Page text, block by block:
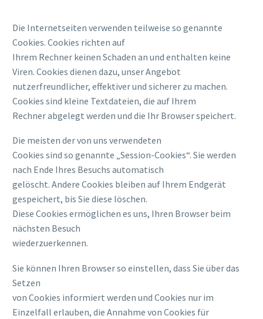
Die Internetseiten verwenden teilweise so genannte
Cookies. Cookies richten auf
Ihrem Rechner keinen Schaden an und enthalten keine
Viren. Cookies dienen dazu, unser Angebot
nutzerfreundlicher, effektiver und sicherer zu machen.
Cookies sind kleine Textdateien, die auf Ihrem
Rechner abgelegt werden und die Ihr Browser speichert.
Die meisten der von uns verwendeten
Cookies sind so genannte „Session-Cookies“. Sie werden
nach Ende Ihres Besuchs automatisch
gelöscht. Andere Cookies bleiben auf Ihrem Endgerät
gespeichert, bis Sie diese löschen.
Diese Cookies ermöglichen es uns, Ihren Browser beim
nächsten Besuch
wiederzuerkennen.
Sie können Ihren Browser so einstellen, dass Sie über das
Setzen
von Cookies informiert werden und Cookies nur im
Einzelfall erlauben, die Annahme von Cookies für